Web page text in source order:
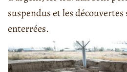
suspendus et les
enterrées.